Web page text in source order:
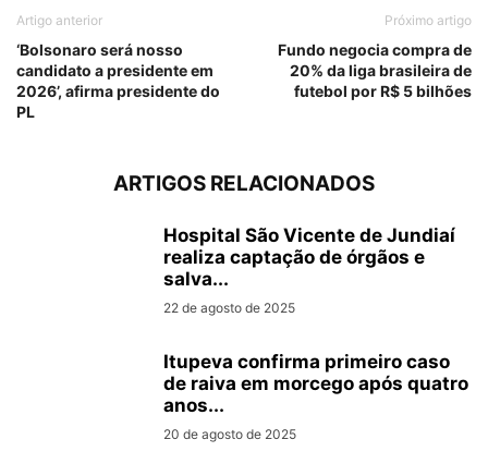
Artigo anterior
‘Bolsonaro será nosso
candidato a presidente em
2026’, afirma presidente do
PL
Próximo artigo
Fundo negocia compra de
20% da liga brasileira de
futebol por R$ 5 bilhões
ARTIGOS RELACIONADOS
Hospital São Vicente de Jundiaí
realiza captação de órgãos e
salva...
22 de agosto de 2025
Itupeva confirma primeiro caso
de raiva em morcego após quatro
anos...
20 de agosto de 2025